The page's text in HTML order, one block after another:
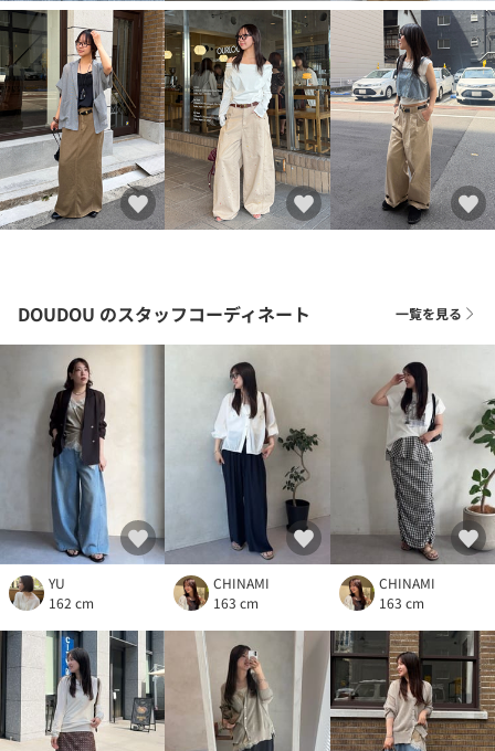
DOUDOU のスタッフコーディネート 一覧を見る
YU
162 cm
CHINAMI
163 cm
CHINAMI
163 cm